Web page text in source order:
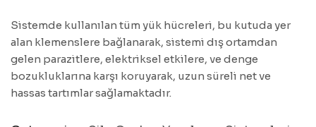
Sistemde kullanılan tüm yük hücreleri, bu kutuda yer
alan klemenslere bağlanarak, sistemi dış ortamdan
gelen parazitlere, elektriksel etkilere, ve denge
bozukluklarına karşı koruyarak, uzun süreli net ve
hassas tartımlar sağlamaktadır.